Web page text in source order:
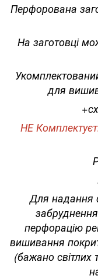
Перфорована
На заготовці
для
НЕ
Для надання
перфорацію
вишивання
(бажано